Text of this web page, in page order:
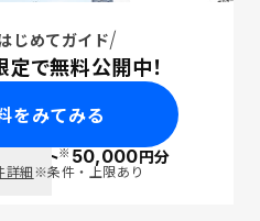
じめてガイド
で無料公開中！
をみてみる
ポイント※50,000円分
詳細※条件・上限あり